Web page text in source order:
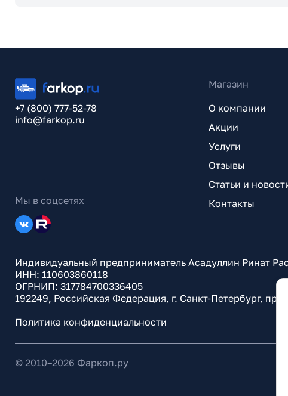
+7 (800) 777-52-78
info@farkop.ru
Мы в соцсетях
Магазин
О компании
Акции
Услуги
Отзывы
Статьи и
Контакты
Индивидуальный предприниматель Асадуллин Ринат
ИНН: 110603860118
ОГРНИП: 317784700336405
192249, Российская Федерация, г. Санкт-Петербург,
Политика конфиденциальности
© 2010–2026 Фаркоп.ру